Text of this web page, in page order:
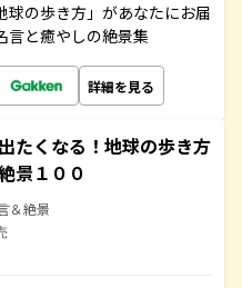
の歩き方」があなたにお届
言と癒やしの絶景集
詳細を見る
たくなる！地球の歩き方
景１００
＆絶景